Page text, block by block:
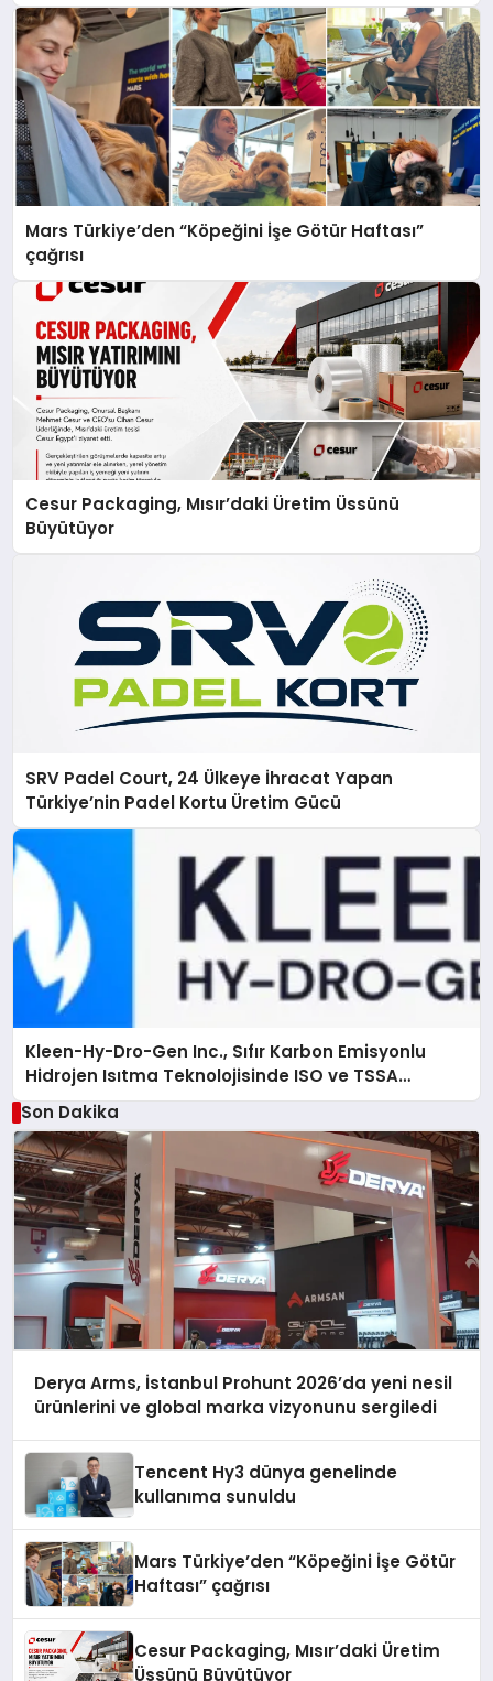
Mars Türkiye’den “Köpeğini İşe Götür Haftası”
çağrısı
Cesur Packaging, Mısır’daki Üretim Üssünü
Büyütüyor
SRV Padel Court, 24 Ülkeye İhracat Yapan
Türkiye’nin Padel Kortu Üretim Gücü
Kleen-Hy-Dro-Gen Inc., Sıfır Karbon Emisyonlu
Hidrojen Isıtma Teknolojisinde ISO ve TSSA
Düzenleyici Onaylarını Aldı
Son Dakika
Derya Arms, İstanbul Prohunt 2026’da yeni nesil
ürünlerini ve global marka vizyonunu sergiledi
Tencent Hy3 dünya genelinde
kullanıma sunuldu
Mars Türkiye’den “Köpeğini İşe Götür
Haftası” çağrısı
Cesur Packaging, Mısır’daki Üretim
Üssünü Büyütüyor